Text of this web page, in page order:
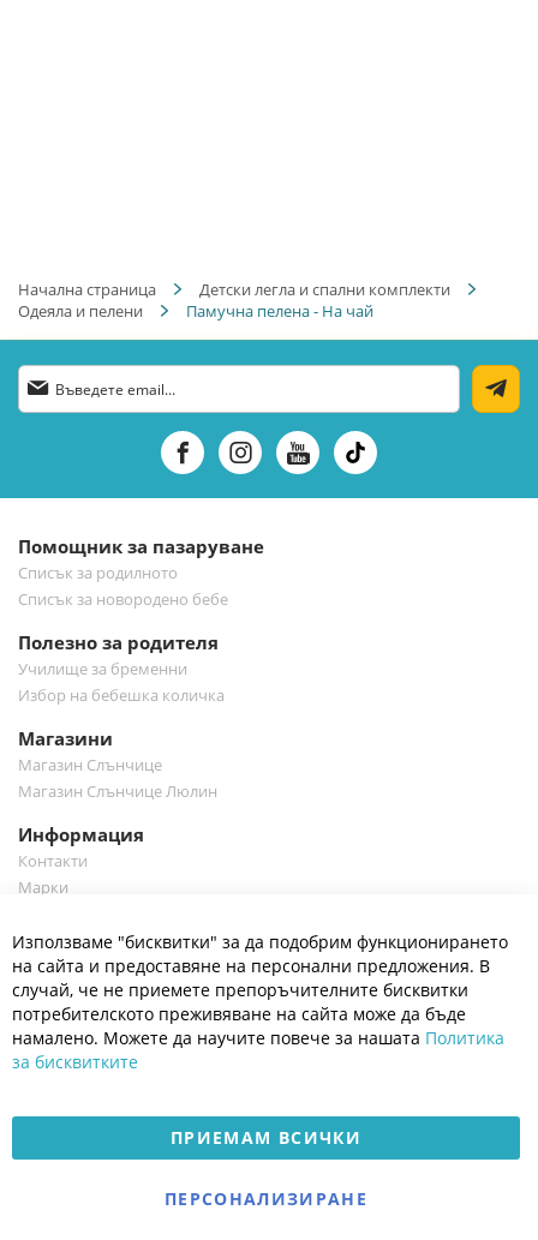
Начална страница
Детски легла и спални комплекти
Одеяла и пелени
Памучна пелена - На чай
Абонирай
се
бюлетин:
Помощник за пазаруване
Списък за родилното
Списък за новородено бебе
Полезно за родителя
Училище за бременни
Избор на бебешка количка
Магазини
Магазин Слънчице
Магазин Слънчице Люлин
Информация
Контакти
Марки
Полезно
Общи условия
Политика за поверителност
Платформа за OPC
Доставка и плащане
Електронен магазин
разработен и поддържан
Използваме "бисквитки" за да подобрим функционирането
на сайта и предоставяне на персонални предложения. В
случай, че не приемете препоръчителните бисквитки
потребителското преживяване на сайта може да бъде
намалено. Можете да научите повече за нашата Политика
за бисквитките
ПРИЕМАМ ВСИЧКИ
ПЕРСОНАЛИЗИРАНЕ